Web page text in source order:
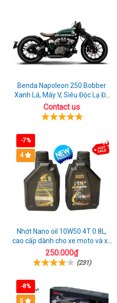
Benda Napoleon 250 Bobber
Xanh Lá, Máy V, Siêu Độc Lạ Đã
Có Sẵn Xe
Contact us
-7%
4
Nhớt Nano oil 10W50 4T 0.8L,
cao cấp dành cho xe moto và xe
máy
250.000₫
(231)
-8%
5